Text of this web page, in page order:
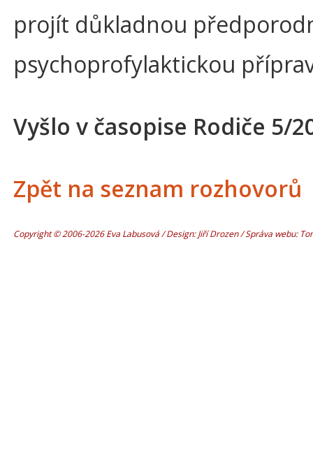
projít důkladnou
psychoprofylaktickou
Vyšlo v časopise Rodiče 5/
Zpět na seznam rozhovorů
Copyright © 2006-2026 Eva Labusová / Design: Jiří Drozen / Správa webu: